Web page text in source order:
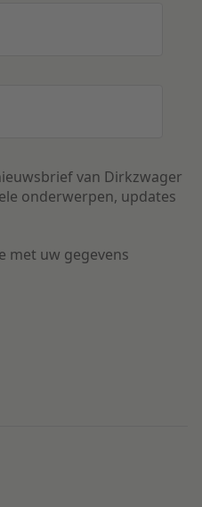
van Dirkzwager
onderwerpen, updates
met uw gegevens